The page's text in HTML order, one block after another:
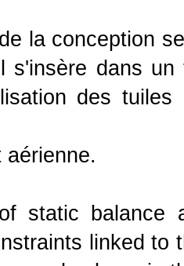
la conception
s'insère dans
des tuiles
static balance
linked to